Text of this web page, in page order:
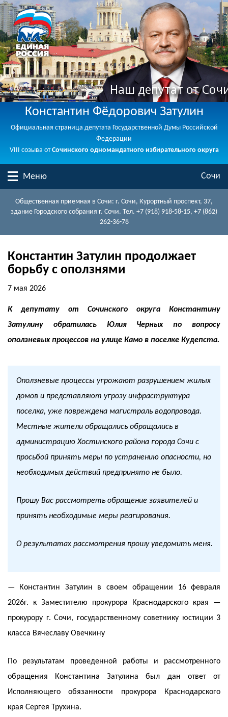
Наш депутат от
Константин Фёдорович Затулин
Официальная страница депутата Государственной Думы Российской
Федерации
VIII созыва отСочинского одномандатного избирательного округа
Меню Сочи
Общественная приемная в Сочи: г. Сочи, Курортный проспект, 37,
здание Городского собрания г. Сочи. Тел. +7 (918) 918-58-15, +7 (862)
262-36-78
Константин Затулин продолжает
борьбу с оползнями
7 мая 2026
К депутату от Сочинского округа Константину
Затулину обратилась Юлия Черных по вопросу
оползневых процессов на улице Камо в поселке Кудепста.
Оползневые процессы угрожают разрушением жилых
домов и представляют угрозу инфраструктура
поселка, уже повреждена магистраль водопровода.
Местные жители обращались обращались в
администрацию Хостинского района города Сочи с
просьбой принять меры по устранению опасности, но
необходимых действий предпринято не было.
Прошу Вас рассмотреть обращение заявителей и
принять необходимые меры реагирования.
О результатах рассмотрения прошу уведомить меня.
— Константин Затулин в своем обращении 16 февраля
2026г. к Заместителю прокурора Краснодарского края —
прокурору г. Сочи, государственному советнику юстиции 3
класса Вячеславу Овечкину
По результатам проведенной работы и рассмотренного
обращения Константина Затулина был дан ответ от
Исполняющего обязанности прокурора Краснодарского
края Сергея Трухина.